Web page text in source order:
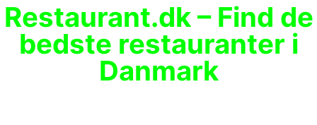
Restaurant.dk – Find de
bedste restauranter i
Danmark